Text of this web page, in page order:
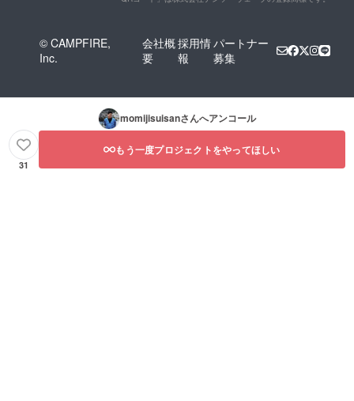
© CAMPFIRE,
Inc.
会社概
要
採用情
報
パートナー
募集
momijisuisanさんへアンコール
31
もう一度プロジェクトをやってほしい